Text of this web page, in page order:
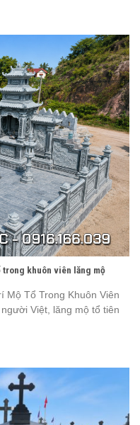
trong khuôn viên lăng mộ
Mộ Tổ Trong Khuôn Viên
Việt, lăng mộ tổ tiên